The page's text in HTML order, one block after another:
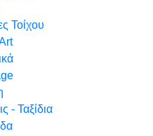
Τοίχου
- Ταξίδια